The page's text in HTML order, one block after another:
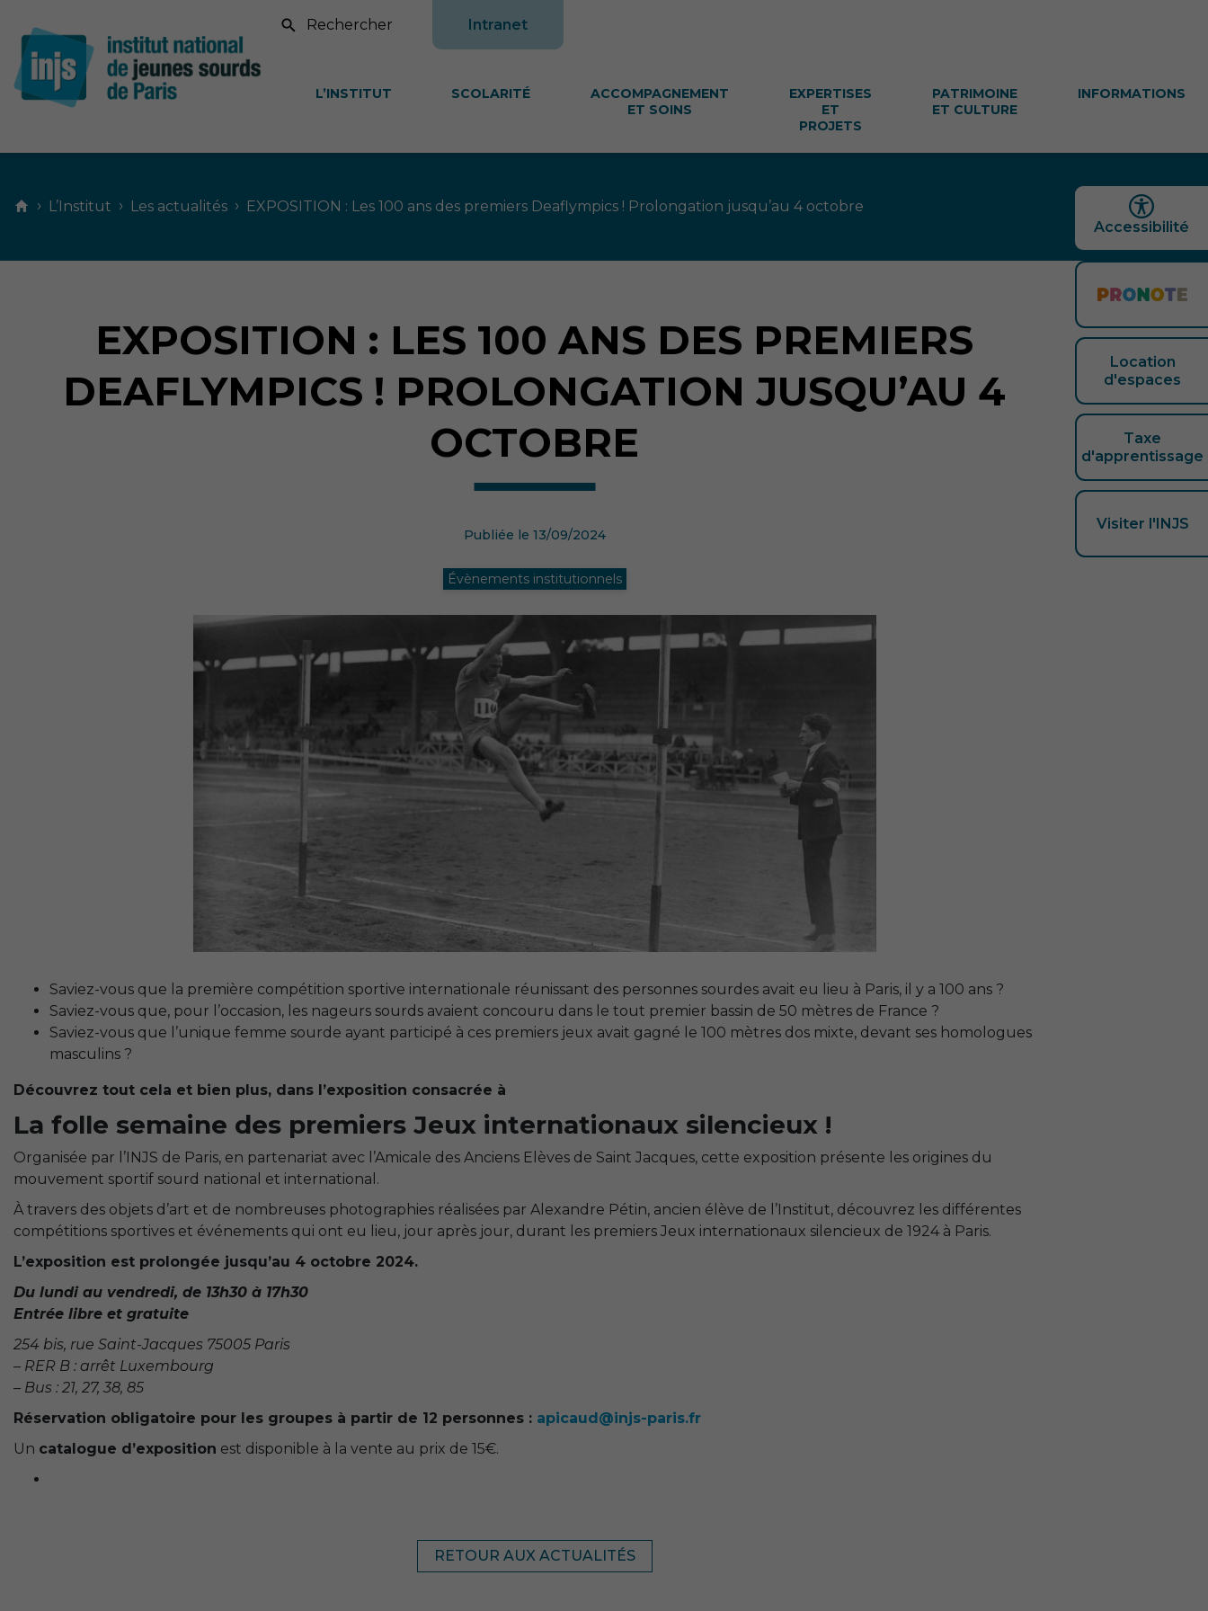
Recherche sur le site Intranet
L’INSTITUT SCOLARITÉ
ACCOMPAGNEMENT
ET SOINS
EXPERTISES
ET
PROJETS
PATRIMOINE
ET CULTURE
INFORMATIONS
› L’Institut › Les actualités › EXPOSITION : Les 100 ans des premiers Deaflympics ! Prolongation jusqu’au 4 octobre
EXPOSITION : LES 100 ANS DES PREMIERS
DEAFLYMPICS ! PROLONGATION JUSQU’AU 4
OCTOBRE
Publiée le 13/09/2024
Évènements institutionnels
Saviez-vous que la première compétition sportive internationale réunissant des personnes sourdes avait eu lieu à Paris, il y a 100 ans ?
Saviez-vous que, pour l’occasion, les nageurs sourds avaient concouru dans le tout premier bassin de 50 mètres de France ?
Saviez-vous que l’unique femme sourde ayant participé à ces premiers jeux avait gagné le 100 mètres dos mixte, devant ses homologues
masculins ?
Découvrez tout cela et bien plus, dans l’exposition consacrée à
La folle semaine des premiers Jeux internationaux silencieux !
Organisée par l’INJS de Paris, en partenariat avec l’Amicale des Anciens Elèves de Saint Jacques, cette exposition présente les origines du
mouvement sportif sourd national et international.
À travers des objets d’art et de nombreuses photographies réalisées par Alexandre Pétin, ancien élève de l’Institut, découvrez les différentes
compétitions sportives et événements qui ont eu lieu, jour après jour, durant les premiers Jeux internationaux silencieux de 1924 à Paris.
L’exposition est prolongée jusqu’au 4 octobre 2024.
Du lundi au vendredi, de 13h30 à 17h30
Entrée libre et gratuite
254 bis, rue Saint-Jacques 75005 Paris
– RER B : arrêt Luxembourg
– Bus : 21, 27, 38, 85
Réservation obligatoire pour les groupes à partir de 12 personnes : apicaud@injs-paris.fr
Un catalogue d’exposition est disponible à la vente au prix de 15€.
RETOUR AUX ACTUALITÉS
Location
d'espaces
Taxe
d'apprentissage
Visiter l'INJS
Accessibilité
Nécessaire
Ces cookies ne